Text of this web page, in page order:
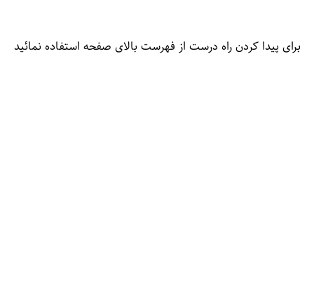
برای پیدا کردن راه درست از فهرست بالای صفحه استفاده نمائید